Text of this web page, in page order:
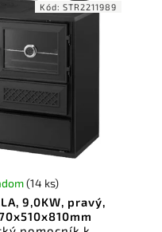
9,0KW, pravý,
(14 ks)
Kód:STR2211989